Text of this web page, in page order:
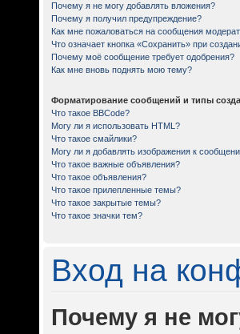
Почему я не могу добавлять вложения?
Почему я получил предупреждение?
Как мне пожаловаться на сообщения
Что означает кнопка «Сохранить» при
Почему моё сообщение требует одобрения?
Как мне вновь поднять мою тему?
Форматирование сообщений и типы
Что такое BBCode?
Могу ли я использовать HTML?
Что такое смайлики?
Могу ли я добавлять изображения к
Что такое важные объявления?
Что такое объявления?
Что такое прилепленные темы?
Что такое закрытые темы?
Что такое значки тем?
Вход на
Почему я не